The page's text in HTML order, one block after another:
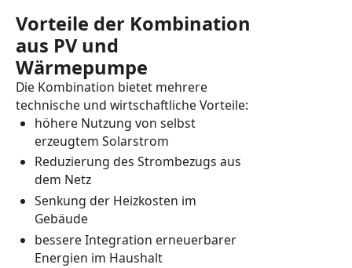
Vorteile der Kombination
aus PV und
Wärmepumpe
Die Kombination bietet mehrere
technische und wirtschaftliche Vorteile:
höhere Nutzung von selbst
erzeugtem Solarstrom
Reduzierung des Strombezugs aus
dem Netz
Senkung der Heizkosten im
Gebäude
bessere Integration erneuerbarer
Energien im Haushalt